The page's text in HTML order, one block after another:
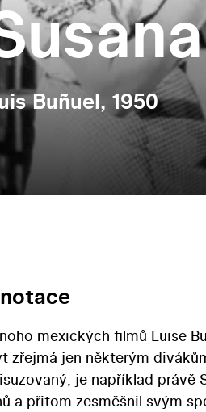
Buñuel, 1950
mexických filmů Luise
zřejmá jen některým
je například právě
a přitom zesměšnil svým